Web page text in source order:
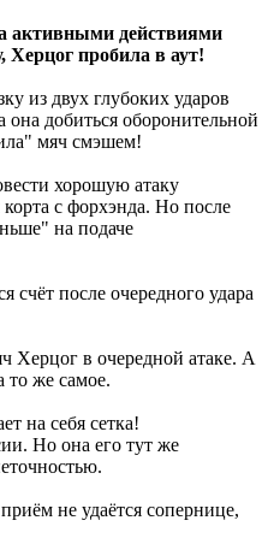
активными действиями
пробила в аут!
из двух глубоких ударов
добиться оборонительной
мяч смэшем!
хорошую атаку
с форхэнда. Но после
на подаче
после очередного удара
Херцог в очередной атаке. А
то же самое.
на себя сетка!
Но она его тут же
не удаётся сопернице,